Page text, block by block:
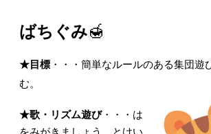
ばちぐみ🍯
★目標・・・簡単なルールのある集団遊
む
★歌・リズム遊び・・・は